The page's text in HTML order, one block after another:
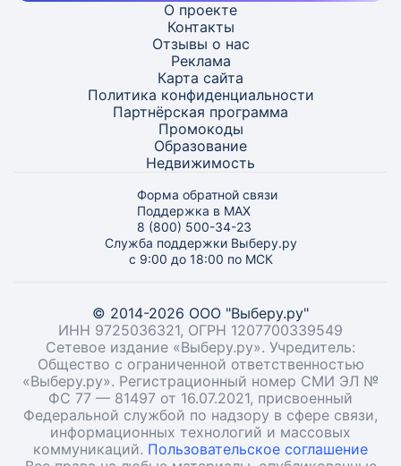
О проекте
Контакты
Отзывы о нас
Реклама
Карта сайта
Политика конфиденциальности
Партнёрская программа
Промокоды
Образование
Недвижимость
Форма обратной связи
Поддержка в MAX
8 (800) 500-34-23
Служба поддержки Выберу.ру
с 9:00 до 18:00 по МСК
© 2014-2026 ООО "Выберу.ру"
ИНН 9725036321, ОГРН 1207700339549
Сетевое издание «Выберу.ру». Учредитель:
Общество с ограниченной ответственностью
«Выберу.ру». Регистрационный номер СМИ ЭЛ №
ФС 77 — 81497 от 16.07.2021, присвоенный
Федеральной службой по надзору в сфере связи,
информационных технологий и массовых
коммуникаций. Пользовательское соглашение